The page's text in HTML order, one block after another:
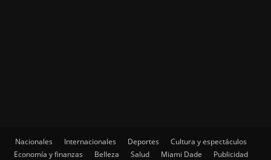
Nacionales Internacionales Deportes
Cultura y espectáculos
Economía y finanzas
Belleza Salud Miami Dade
Publicidad